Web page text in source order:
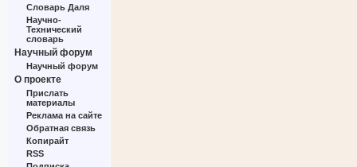
Словарь Даля
Научно-
Технический
словарь
Научный форум
Научный форум
О проекте
Прислать
материалы
Реклама на сайте
Обратная связь
Копирайт
RSS